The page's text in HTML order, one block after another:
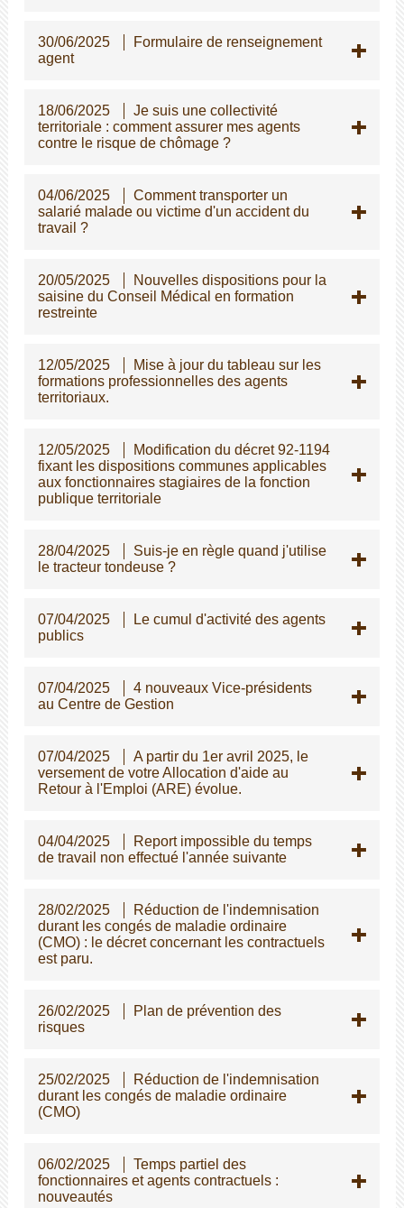
30/06/2025
Formulaire de renseignement
agent
18/06/2025
Je suis une collectivité
territoriale : comment assurer mes agents
contre le risque de chômage ?
04/06/2025
Comment transporter un
salarié malade ou victime d'un accident du
travail ?
20/05/2025
Nouvelles dispositions pour la
saisine du Conseil Médical en formation
restreinte
12/05/2025
Mise à jour du tableau sur les
formations professionnelles des agents
territoriaux.
12/05/2025
Modification du décret 92-1194
fixant les dispositions communes applicables
aux fonctionnaires stagiaires de la fonction
publique territoriale
28/04/2025
Suis-je en règle quand j'utilise
le tracteur tondeuse ?
07/04/2025
Le cumul d'activité des agents
publics
07/04/2025
4 nouveaux Vice-présidents
au Centre de Gestion
07/04/2025
A partir du 1er avril 2025, le
versement de votre Allocation d'aide au
Retour à l'Emploi (ARE) évolue.
04/04/2025
Report impossible du temps
de travail non effectué l'année suivante
28/02/2025
Réduction de l'indemnisation
durant les congés de maladie ordinaire
(CMO) : le décret concernant les contractuels
est paru.
26/02/2025
Plan de prévention des
risques
25/02/2025
Réduction de l'indemnisation
durant les congés de maladie ordinaire
(CMO)
06/02/2025
Temps partiel des
fonctionnaires et agents contractuels :
nouveautés